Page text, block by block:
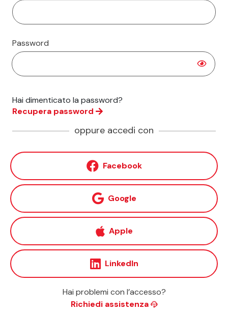
Password
Hai dimenticato la password?
Recupera password
oppure accedi con
Facebook
Google
Apple
LinkedIn
Hai problemi con l’accesso?
Richiedi assistenza